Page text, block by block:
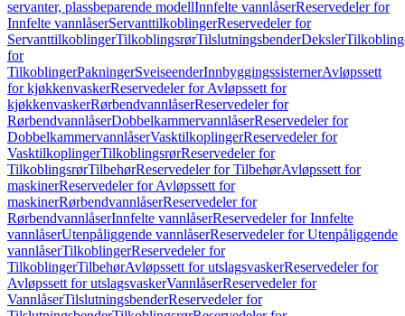
servanter, plassbeparende modellInnfelte vannlåserReservedeler for
Innfelte vannlåserServanttilkoblingerReservedeler for
ServanttilkoblingerTilkoblingsrørTilslutningsbenderDeksler
for
TilkoblingerPakningerSveiseenderInnbyggingssisternerAvløpssett
for kjøkkenvaskerReservedeler for Avløpssett for
kjøkkenvaskerRørbendvannlåserReservedeler for
RørbendvannlåserDobbelkammervannlåserReservedeler for
DobbelkammervannlåserVasktilkoplingerReservedeler for
VasktilkoplingerTilkoblingsrørReservedeler for
TilkoblingsrørTilbehørReservedeler for TilbehørAvløpssett for
maskinerReservedeler for Avløpssett for
maskinerRørbendvannlåserReservedeler for
RørbendvannlåserInnfelte vannlåserReservedeler for Innfelte
vannlåserUtenpåliggende vannlåserReservedeler for Utenpåliggende
vannlåserTilkoblingerReservedeler for
TilkoblingerTilbehørAvløpssett for utslagsvaskerReservedeler for
Avløpssett for utslagsvaskerVannlåserReservedeler for
VannlåserTilslutningsbenderReservedeler for